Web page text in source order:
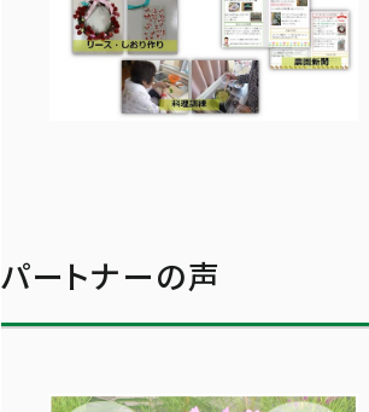
パートナーの声